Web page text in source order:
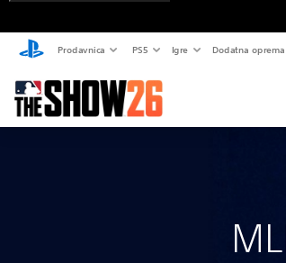
Prodavnica PS5 Igre Dodatna oprema